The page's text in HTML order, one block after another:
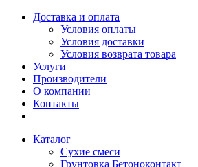
Доставка и оплата
Условия оплаты
Условия доставки
Условия возврата товара
Услуги
Производители
О компании
Контакты
Каталог
Сухие смеси
Грунтовка Бетоноконтакт